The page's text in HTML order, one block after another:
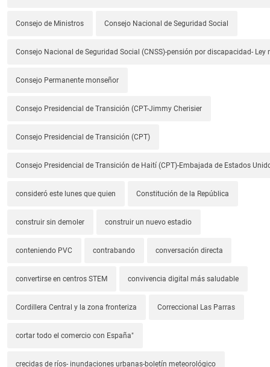
Consejo de Ministros Consejo Nacional de Seguridad Social
Consejo Nacional de Seguridad Social (CNSS)-pensión por discapacidad- Ley
Consejo Permanente monseñor
Consejo Presidencial de Transición (CPT-Jimmy Cherisier
Consejo Presidencial de Transición (CPT)
Consejo Presidencial de Transición de Haití (CPT)-Embajada de Estados
consideró este lunes que quien Constitución de la República
construir sin demoler construir un nuevo estadio
conteniendo PVC contrabando conversación directa
convertirse en centros STEM convivencia digital más saludable
Cordillera Central y la zona fronteriza Correccional Las Parras
cortar todo el comercio con España"
crecidas de ríos- inundaciones urbanas-boletín meteorológico